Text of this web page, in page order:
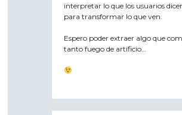
interpretar lo que los usuarios
para transformar lo que ven.
Espero poder extraer algo que
tanto fuego de artificio…